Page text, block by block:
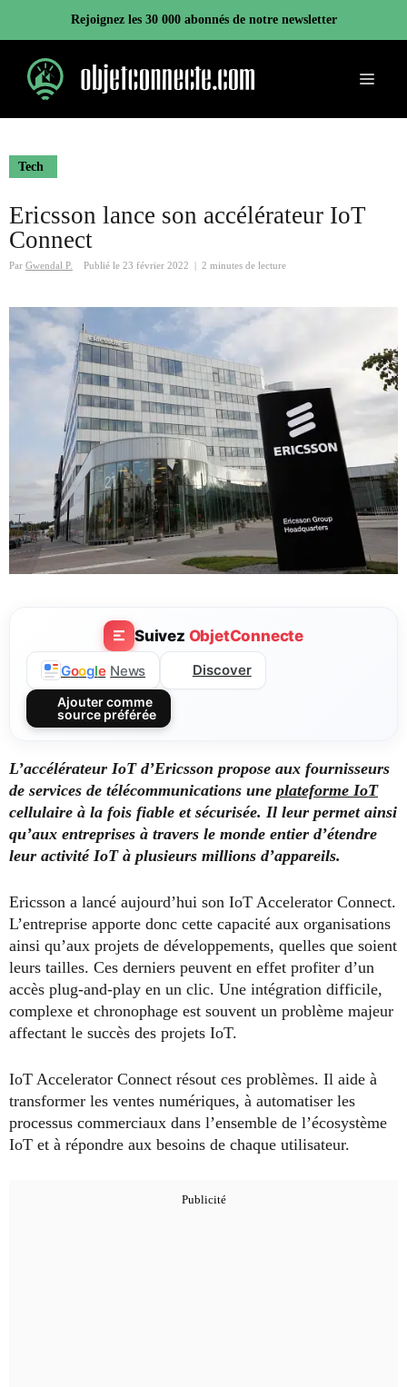
contenu
Rejoignez les 30 000 abonnés de notre newsletter
Menu
Tech
Ericsson lance son accélérateur IoT
Connect
Par Gwendal P. Publié le 23 février 2022 2 minutes de lecture
Suivez ObjetConnecte
Google News Discover
Ajouter comme
source préférée
L’accélérateur IoT d’Ericsson propose aux fournisseurs
de services de télécommunications une plateforme IoT
cellulaire à la fois fiable et sécurisée. Il leur permet ainsi
qu’aux entreprises à travers le monde entier d’étendre
leur activité IoT à plusieurs millions d’appareils.
Ericsson a lancé aujourd’hui son IoT Accelerator Connect.
L’entreprise apporte donc cette capacité aux organisations
ainsi qu’aux projets de développements, quelles que soient
leurs tailles. Ces derniers peuvent en effet profiter d’un
accès plug-and-play en un clic. Une intégration difficile,
complexe et chronophage est souvent un problème majeur
affectant le succès des projets IoT.
IoT Accelerator Connect résout ces problèmes. Il aide à
transformer les ventes numériques, à automatiser les
processus commerciaux dans l’ensemble de l’écosystème
IoT et à répondre aux besoins de chaque utilisateur.